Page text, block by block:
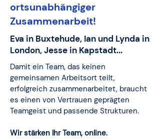
ortsunabhängiger
Zusammenarbeit!
Eva in Buxtehude, Ian und Lynda in
London, Jesse in Kapstadt...
Damit ein Team, das keinen
gemeinsamen Arbeitsort teilt,
erfolgreich zusammenarbeitet, braucht
es einen von Vertrauen geprägten
Teamgeist und passende Strukturen.
Wir stärken Ihr Team, online.